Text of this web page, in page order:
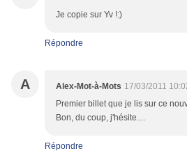
Je copie sur Yv !:)
Répondre
A Alex-Mot-à-Mots 17/03/2011
Premier billet que je lis sur ce
Bon, du coup, j'hésite....
Répondre